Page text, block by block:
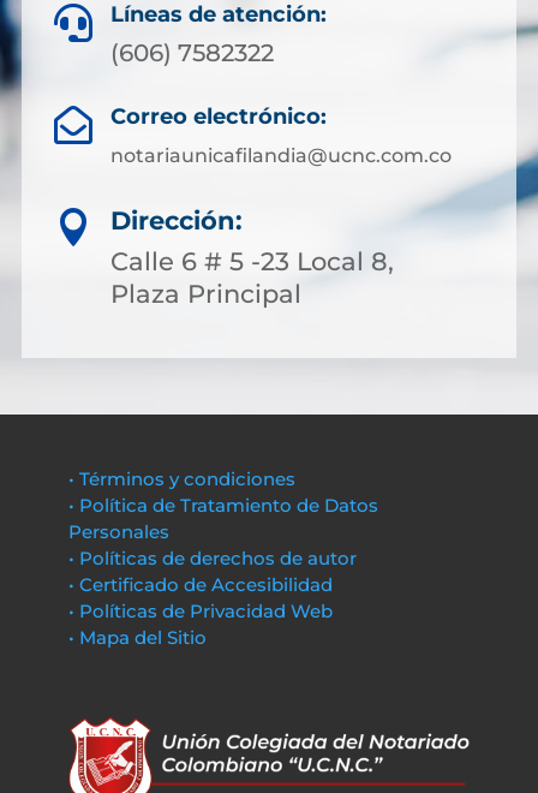
 Líneas de atención:
(606) 7582322
 Correo electrónico:
notariaunicafilandia@ucnc.com.co

Dirección:
Calle 6 # 5 -23 Local 8,
Plaza Principal
• Términos y condiciones
• Política de Tratamiento de Datos
Personales
• Políticas de derechos de autor
• Certificado de Accesibilidad
• Políticas de Privacidad Web
• Mapa del Sitio